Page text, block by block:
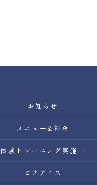
お知らせ
メニュー&料金
体験トレーニング実施中
ピラティス